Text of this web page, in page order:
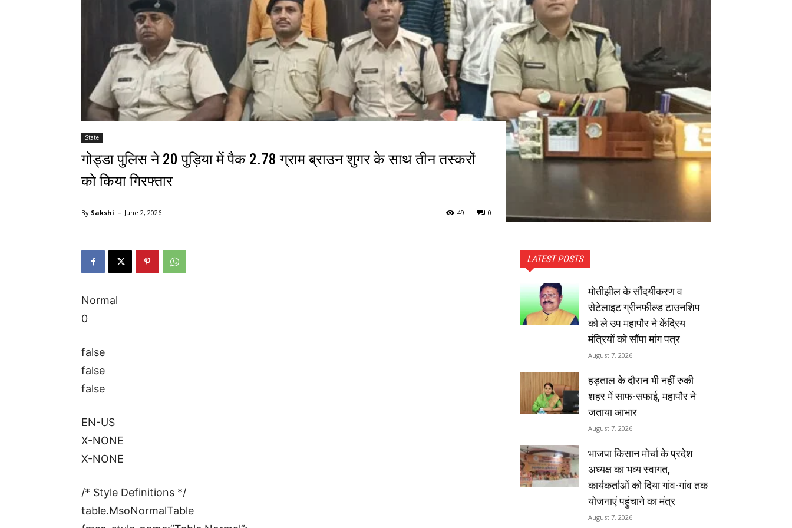
State
गोड्डा पुलिस ने 20 पुड़िया में पैक 2.78 ग्राम ब्राउन शुगर के साथ तीन तस्करों
को किया गिरफ्तार
By Sakshi - June 2, 2026 0
49
Normal
0
false
false
false
EN-US
X-NONE
X-NONE
/* Style Definitions */
table.MsoNormalTable
LATEST POSTS
मोतीझील के सौंदर्यीकरण व
सेटेलाइट ग्रीनफील्ड टाउनशिप
को ले उप महापौर ने केंद्रिय
मंत्रियों को सौंपा मांग पत्र
August 7, 2026
हड़ताल के दौरान भी नहीं रुकी
शहर में साफ-सफाई, महापौर ने
जताया आभार
August 7, 2026
भाजपा किसान मोर्चा के प्रदेश
अध्यक्ष का भव्य स्वागत,
कार्यकर्ताओं को दिया गांव-गांव तक
योजनाएं पहुंचाने का मंत्र
August 7, 2026